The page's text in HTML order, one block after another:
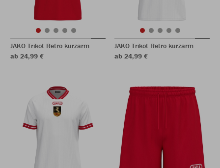
JAKO Trikot Retro kurzarm
ab 24,99 €
JAKO Trikot Retro kurzarm
ab 24,99 €